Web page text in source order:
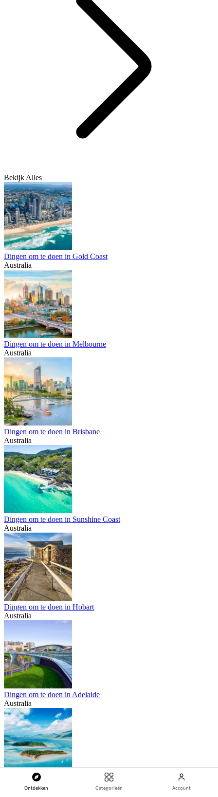
Ontdekken Categorieën Account
Bekijk Alles
Dingen om te doen in Gold Coast
Australia
Dingen om te doen in Melbourne
Australia
Dingen om te doen in Brisbane
Australia
Dingen om te doen in Sunshine Coast
Australia
Dingen om te doen in Hobart
Australia
Dingen om te doen in Adelaide
Australia
Dingen om te doen in Whitsundays
Australia